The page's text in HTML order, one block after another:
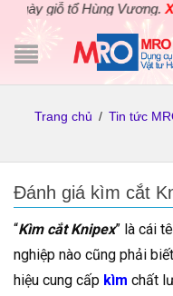
tổ Hùng Vương.Xả kho
Trang chủ / Tin tức
Đánh giá kìm cắt
“Kìm cắt Knipex” là cái
nghiệp nào cũng phải
hiệu cung cấp kìm chất